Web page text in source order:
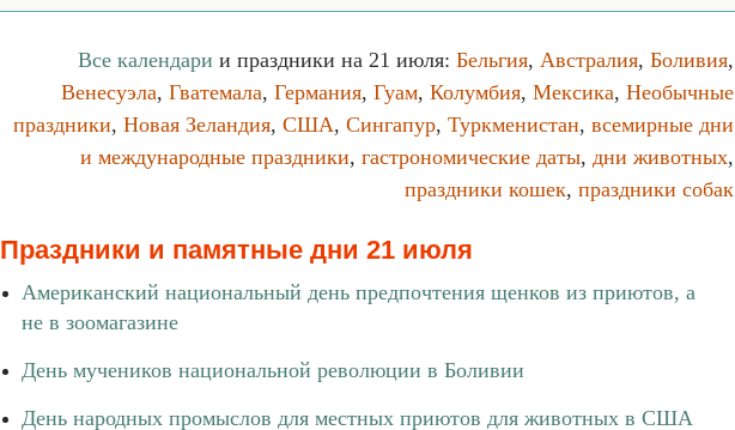
Все календари и праздники на 21 июля: Бельгия, Австралия, Боливия,
Венесуэла, Гватемала, Германия, Гуам, Колумбия, Мексика, Необычные
праздники, Новая Зеландия, США, Сингапур, Туркменистан, всемирные дни
и международные праздники, гастрономические даты, дни животных,
праздники кошек, праздники собак
Праздники и памятные дни 21 июля
Американский национальный день предпочтения щенков из приютов, а
не в зоомагазине
День мучеников национальной революции в Боливии
День народных промыслов для местных приютов для животных в США